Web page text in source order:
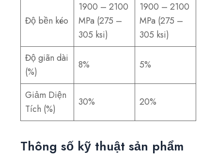
Độ bền kéo
1900 – 2100
MPa (275 –
305 ksi)
1900 – 2100
MPa (275 –
305 ksi)
Độ giãn dài
(%)
8% 5%
Giảm Diện
Tích (%)
30% 20%
Thông số kỹ thuật sản phẩm